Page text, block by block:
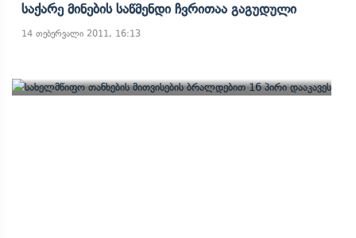
Საქარე Მინების Საწმენდი Ჩვრითაა Გაგუდული
14 თებერვალი 2011, 16:13